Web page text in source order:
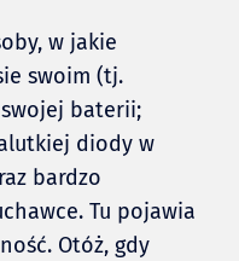
w jakie
swoim (tj.
baterii;
diody w
bardzo
Tu pojawia
Otóż, gdy